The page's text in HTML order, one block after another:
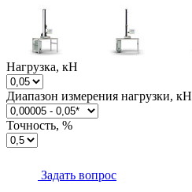
Нагрузка, кН
Диапазон измерения нагрузки, кН
Точность, %
Задать вопрос